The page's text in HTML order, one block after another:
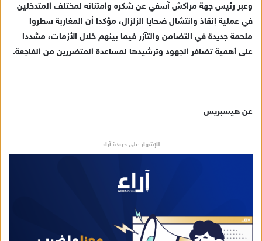
وعبر رئيس جهة مراكش آسفي عن شكره وامتنانه لمختلف المتدخلين
في عملية إنقاذ وانتشال ضحايا الزلزال، مؤكدا أن المغاربة سطروا
ملحمة جديدة في التضامن والتآزر فيما بينهم خلال الأزمات، مشددا
على أهمية تضافر الجهود وترشيدها لمساعدة المتضررين من الفاجعة.
عن هيسبريس
للإشهار على جريدة آراء